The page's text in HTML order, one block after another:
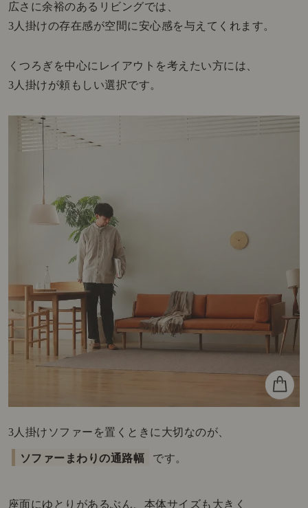
広さに余裕のあるリビングでは、
3人掛けの存在感が空間に安心感を与えてくれます。
くつろぎを中心にレイアウトを考えたい方には、
3人掛けが頼もしい選択です。
3人掛けソファーを置くときに大切なのが、
ソファーまわりの通路幅 です。
座面にゆとりがあるぶん、本体サイズも大きく